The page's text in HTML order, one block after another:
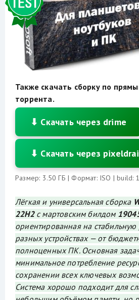
Также скачать сборку по
торрента.
⬇ Скачать через drime
⬇ Скачать через
Размер: 3.50 ГБ | Формат: ISO | build:
Лёгкая и универсальная сборка
22H2с мартовским билдом
ориентированная на
разных устройствах — от
полноценных ПК. Основная
минимальное потребление
сохранении всех ключевых
Система хорошо подходит для